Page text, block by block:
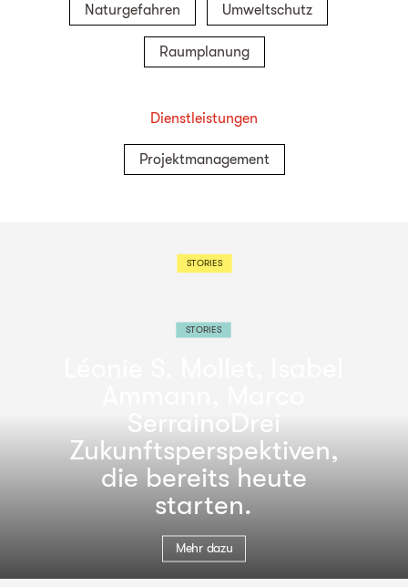
Naturgefahren Umweltschutz
Raumplanung
Dienstleistungen
Projektmanagement
STORIES
STORIES
Serraino Drei
Zukunftsperspektiven,
die bereits heute
starten.
Mehr dazu